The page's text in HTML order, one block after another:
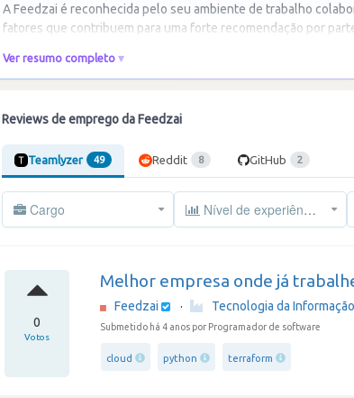
A Feedzai é reconhecida pelo seu ambiente de trabalho
fatores que contribuem para uma forte recomendação por
Ver resumo completo
Reviews de emprego da Feedzai
Teamlyzer 49 Reddit 8 GitHub 2
Cargo Nível de experiência
0
Votos
Melhor empresa onde já
Feedzai · Tecnologia da Informação
Submetido há 4 anos por Programador de software
cloud python terraform